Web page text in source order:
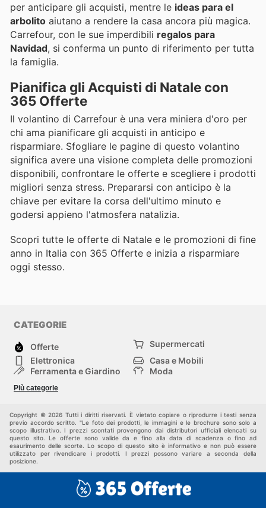
per anticipare gli acquisti, mentre le ideas para el
arbolito aiutano a rendere la casa ancora più magica.
Carrefour, con le sue imperdibili regalos para
Navidad, si conferma un punto di riferimento per tutta
la famiglia.
Pianifica gli Acquisti di Natale con
365 Offerte
Il volantino di Carrefour è una vera miniera d'oro per
chi ama pianificare gli acquisti in anticipo e
risparmiare. Sfogliare le pagine di questo volantino
significa avere una visione completa delle promozioni
disponibili, confrontare le offerte e scegliere i prodotti
migliori senza stress. Prepararsi con anticipo è la
chiave per evitare la corsa dell'ultimo minuto e
godersi appieno l'atmosfera natalizia.
Scopri tutte le offerte di Natale e le promozioni di fine
anno in Italia con 365 Offerte e inizia a risparmiare
oggi stesso.
CATEGORIE
Offerte
Supermercati
Elettronica
Casa e Mobili
Ferramenta e Giardino
Moda
Bambini e Neonati
Più categorie
Copyright © 2026 Tutti i diritti riservati. È vietato copiare o riprodurre i testi senza
previo accordo scritto. "Le foto dei prodotti, le immagini e le brochure sono solo a
scopo illustrativo. I prezzi scontati provengono dai distributori ufficiali elencati su
questo sito. Le offerte sono valide da e fino alla data di scadenza o fino ad
esaurimento delle scorte. Lo scopo di questo sito è informativo e non può essere
utilizzato per rivendicare i prodotti. I prezzi possono variare a seconda della
posizione.